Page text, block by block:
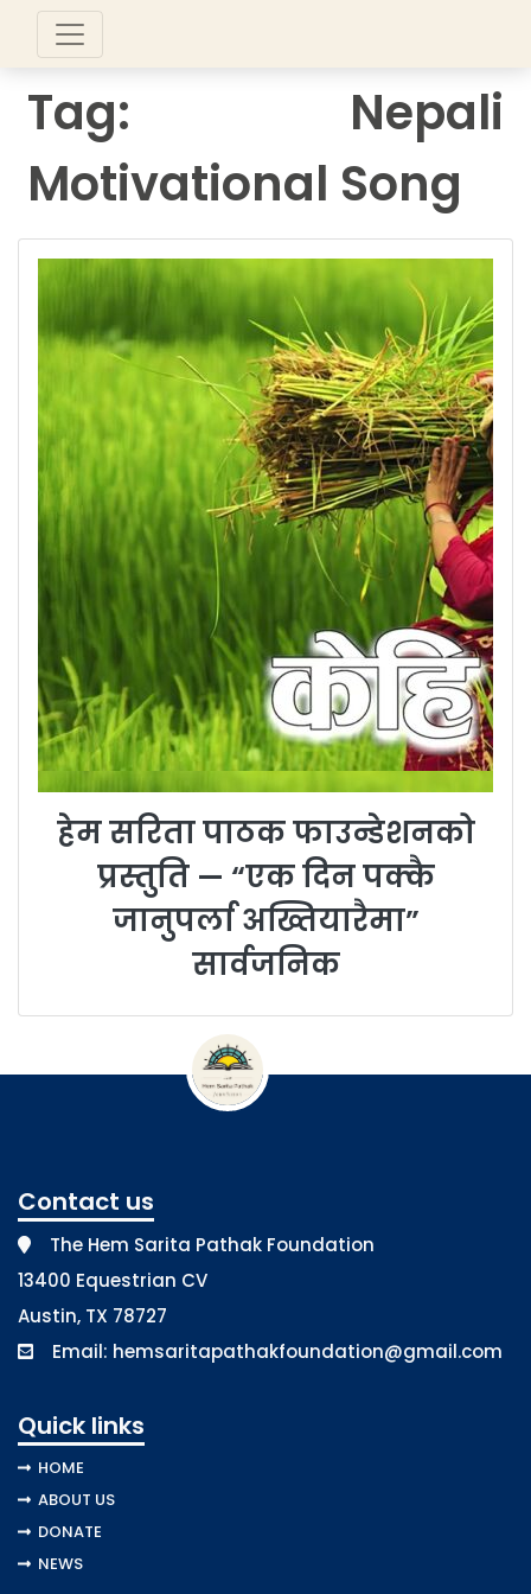
Tag: Nepali
Motivational Song
हेम सरिता पाठक फाउन्डेशनको
प्रस्तुति — “एक दिन पक्कै
जानुपर्ला अख्तियारैमा”
सार्वजनिक
Contact us
The Hem Sarita Pathak Foundation
13400 Equestrian CV
Austin, TX 78727
Email: hemsaritapathakfoundation@gmail.com
Quick links
HOME
ABOUT US
DONATE
NEWS